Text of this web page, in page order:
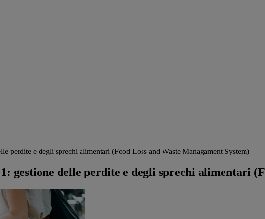
perdite e degli sprechi alimentari (Food Loss and Waste Managament System)
gestione delle perdite e degli sprechi alimentari